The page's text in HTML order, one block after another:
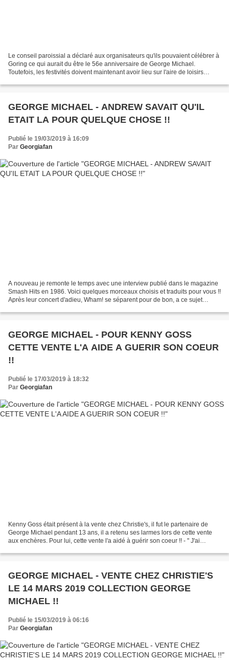
Le conseil paroissial a déclaré aux organisateurs qu'ils pouvaient célébrer à
Goring ce qui aurait du être le 56e anniversaire de George Michael.
Toutefois, les festivités doivent maintenant avoir lieu sur l'aire de loisirs
GEORGE MICHAEL - ANDREW SAVAIT QU'IL
ETAIT LA POUR QUELQUE CHOSE !!
Publié le 19/03/2019 à 16:09
Par Georgiafan
A nouveau je remonte le temps avec une interview publié dans le magazine
Smash Hits en 1986. Voici quelques morceaux choisis et traduits pour vous !!
Après leur concert d'adieu, Wham! se séparent pour de bon, a ce sujet
GEORGE MICHAEL - POUR KENNY GOSS
CETTE VENTE L'A AIDE A GUERIR SON COEUR
!!
Publié le 17/03/2019 à 18:32
Par Georgiafan
Kenny Goss était présent à la vente chez Christie's, il fut le partenaire de
George Michael pendant 13 ans, il a retenu ses larmes lors de cette vente
aux enchères. Pour lui, cette vente l'a aidé à guérir son coeur !! - " J'ai
GEORGE MICHAEL - VENTE CHEZ CHRISTIE'S
LE 14 MARS 2019 COLLECTION GEORGE
MICHAEL !!
Publié le 15/03/2019 à 06:16
Par Georgiafan